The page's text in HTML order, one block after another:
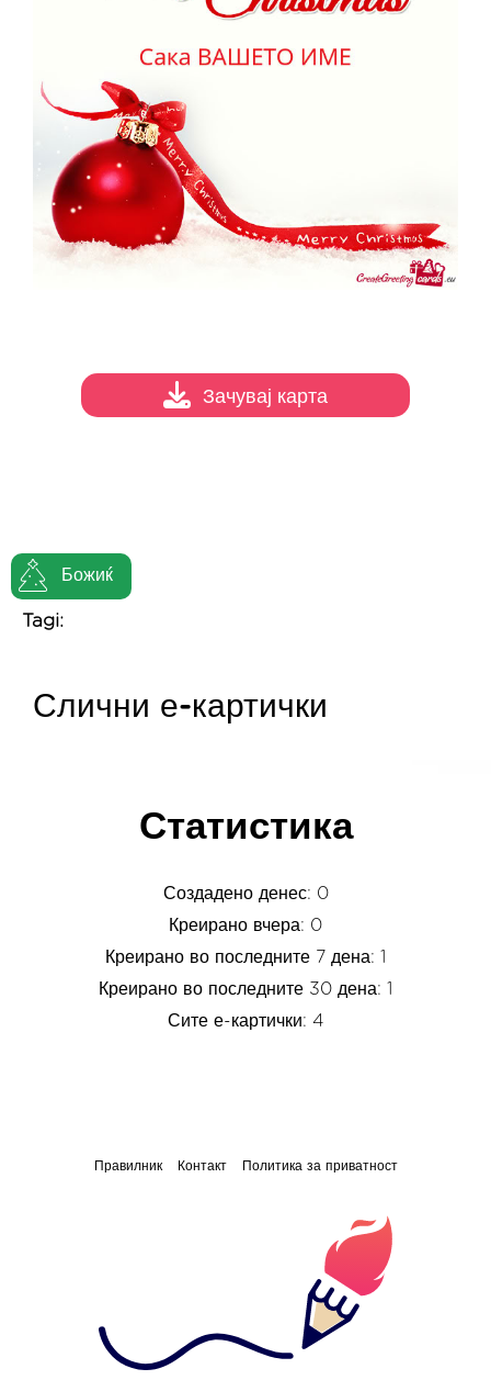
Божиќ
Tagi:
Зачувај карта
Слични е-картички
Статистика
Создадено денес: 0
Креирано вчера: 0
Креирано во последните 7 дена: 1
Креирано во последните 30 дена: 1
Сите е-картички: 4
Правилник Контакт Политика за приватност